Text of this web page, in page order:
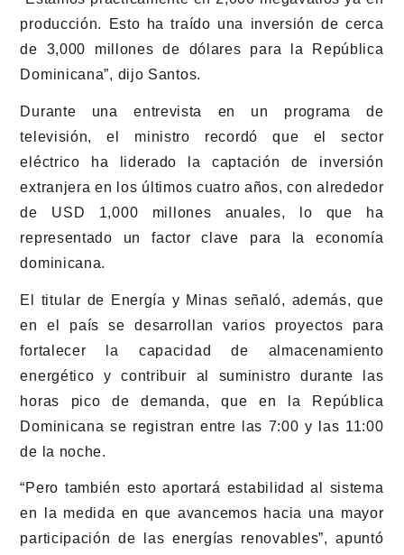
producción. Esto ha traído una inversión de cerca
de 3,000 millones de dólares para la República
Dominicana”, dijo Santos.
Durante una entrevista en un programa de
televisión, el ministro recordó que el sector
eléctrico ha liderado la captación de inversión
extranjera en los últimos cuatro años, con alrededor
de USD 1,000 millones anuales, lo que ha
representado un factor clave para la economía
dominicana.
El titular de Energía y Minas señaló, además, que
en el país se desarrollan varios proyectos para
fortalecer la capacidad de almacenamiento
energético y contribuir al suministro durante las
horas pico de demanda, que en la República
Dominicana se registran entre las 7:00 y las 11:00
de la noche.
“Pero también esto aportará estabilidad al sistema
en la medida en que avancemos hacia una mayor
participación de las energías renovables”, apuntó